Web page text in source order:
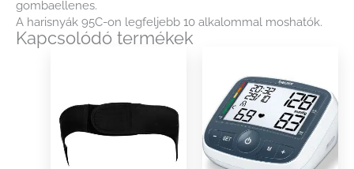
gombaellenes.
A harisnyák 95C-on legfeljebb 10 alkalommal moshatók.
Kapcsolódó termékek